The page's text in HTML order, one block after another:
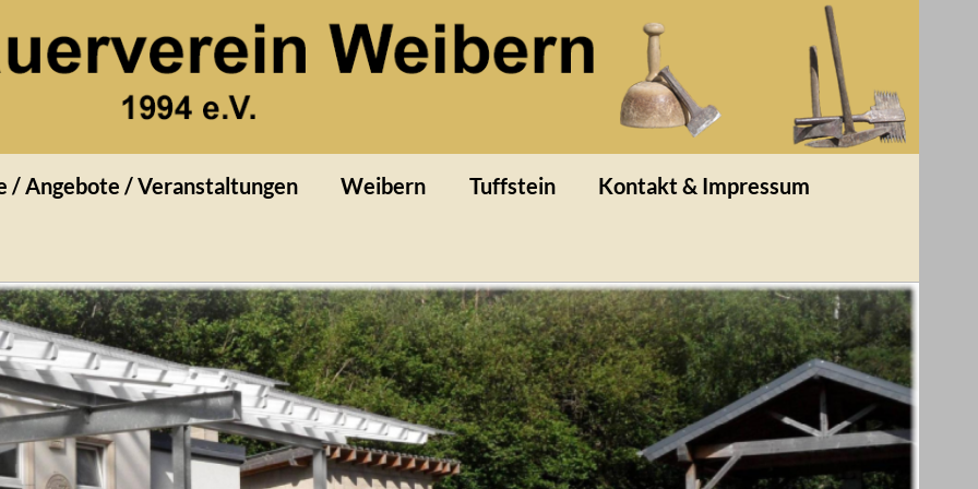
/ Angebote / Veranstaltungen Weibern Tuffstein Kontakt & Impressum